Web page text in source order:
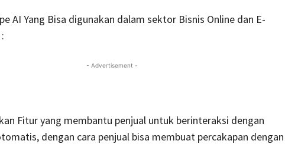
AI Yang Bisa digunakan dalam sektor Bisnis Online dan E-
- Advertisement -
Fitur yang membantu penjual untuk berinteraksi dengan
dengan cara penjual bisa membuat percakapan dengan